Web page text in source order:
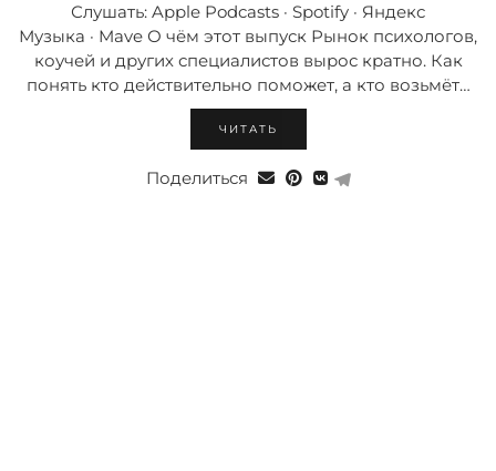
Слушать: Apple Podcasts · Spotify · Яндекс
Музыка · Mave О чём этот выпуск Рынок психологов,
коучей и других специалистов вырос кратно. Как
понять кто действительно поможет, а кто возьмёт…
ЧИТАТЬ
Поделиться